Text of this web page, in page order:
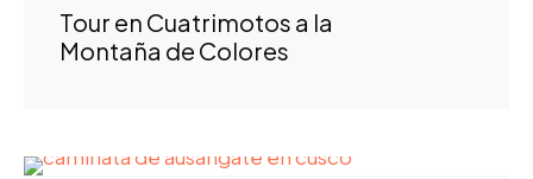
Tour en Cuatrimotos a la
Montaña de Colores